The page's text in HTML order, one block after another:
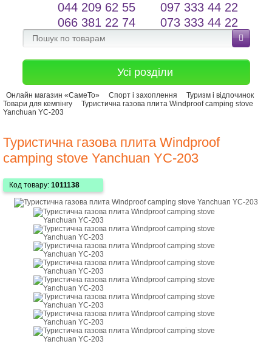
salessameto@gmail.com
Зворотній зв'язок
Мова сайту
044 209 62 55
097 333 44 22
066 381 22 74
073 333 44 22
Усі розділи
Онлайн магазин «СамеТо» Спорт і захоплення
Туризм і відпочинок
Товари для кемпінгу
Туристична газова плита Windproof camping stove
Yanchuan YC-203
Туристична газова плита Windproof
camping stove Yanchuan YC-203
Код товару: 1011138